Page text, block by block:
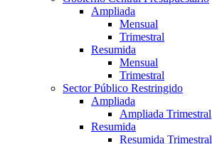
Ampliada
Mensual
Trimestral
Resumida
Mensual
Trimestral
Sector Público Restringido
Ampliada
Ampliada Trimestral
Resumida
Resumida Trimestral